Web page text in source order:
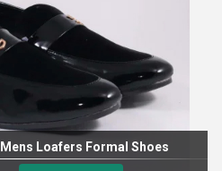
Loafers Formal Shoes